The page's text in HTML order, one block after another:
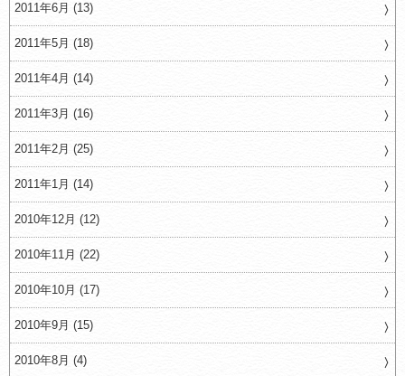
2011年6月 (13)
2011年5月 (18)
2011年4月 (14)
2011年3月 (16)
2011年2月 (25)
2011年1月 (14)
2010年12月 (12)
2010年11月 (22)
2010年10月 (17)
2010年9月 (15)
2010年8月 (4)